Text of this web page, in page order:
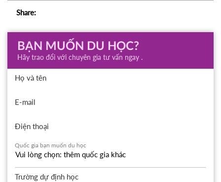
Share:
BẠN MUỐN DU HỌC?
Hãy trao đổi với chuyên gia tư vấn ngay .
Họ và tên
E-mail
Điện thoại
Quốc gia bạn muốn du học
Trường dự định học